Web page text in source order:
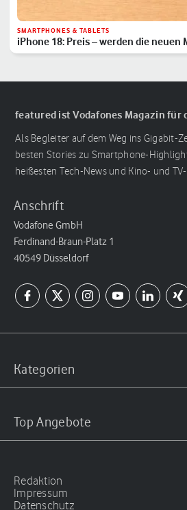
SMARTPHONES & TABLETS
iPhone 18: Preis – werden die neuen
featured ist Vodafones Magazin
Als Begleiter auf dem Weg ins Gigabit-
besten Stories zu Smartphone-
heißesten Tech-News und Kino- und
Anschrift
Vodafone GmbH
Ferdinand-Braun-Platz 1
40549 Düsseldorf
Kategorien
Top Angebote
Redaktion
Impressum
Datenschutz